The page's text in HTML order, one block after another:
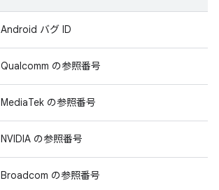
Android バグ ID
Qualcomm の参照番号
MediaTek の参照番号
NVIDIA の参照番号
Broadcom の参照番号